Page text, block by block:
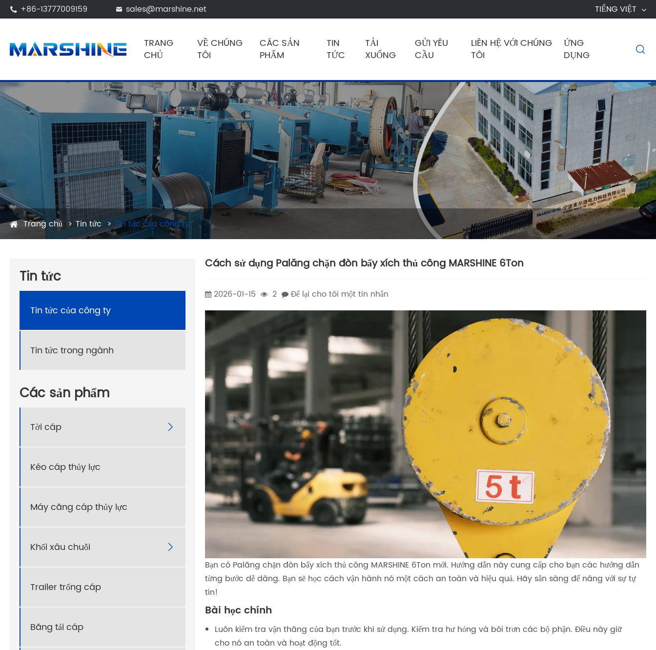
 +86-13777009159  sales@marshine.net TIẾNG VIỆT
TRANG
CHỦ
VỀ CHÚNG
TÔI
CÁC SẢN
PHẨM
TIN
TỨC
TẢI
XUỐNG
GỬI YÊU
CẦU
LIÊN HỆ VỚI CHÚNG
TÔI
ỨNG
DỤNG

Trang chủ Tin tức Tin tức của công ty
Tin tức
Tin tức của công ty
Tin tức trong ngành
Các sản phẩm
Tời cáp 
Kéo cáp thủy lực
Máy căng cáp thủy lực
Khối xâu chuỗi 
Trailer trống cáp
Băng tải cáp
Cách sử dụng Palăng chặn đòn bẩy xích thủ công MARSHINE 6Ton
2026-01-15 2 Để lại cho tôi một tin nhắn
Bạn có Palăng chặn đòn bẩy xích thủ công MARSHINE 6Ton mới. Hướng dẫn này cung cấp cho bạn các hướng dẫn
từng bước dễ dàng. Bạn sẽ học cách vận hành nó một cách an toàn và hiệu quả. Hãy sẵn sàng để nâng với sự tự
tin!
Bài học chính
Luôn kiểm tra vận thăng của bạn trước khi sử dụng. Kiểm tra hư hỏng và bôi trơn các bộ phận. Điều này giữ
cho nó an toàn và hoạt động tốt.